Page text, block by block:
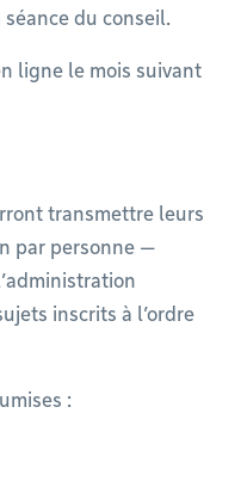
séance du conseil.
ligne le mois suivant
transmettre leurs
par personne —
inscrits à l’ordre
: